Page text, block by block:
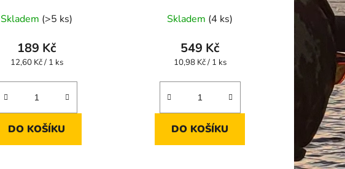
Skladem (>5 ks)
189 Kč
Měrná
12,60 Kč / 1 ks
DO KOŠÍKU
Skladem (4 ks)
549 Kč
Měrná
10,98 Kč / 1 ks
DO KOŠÍKU